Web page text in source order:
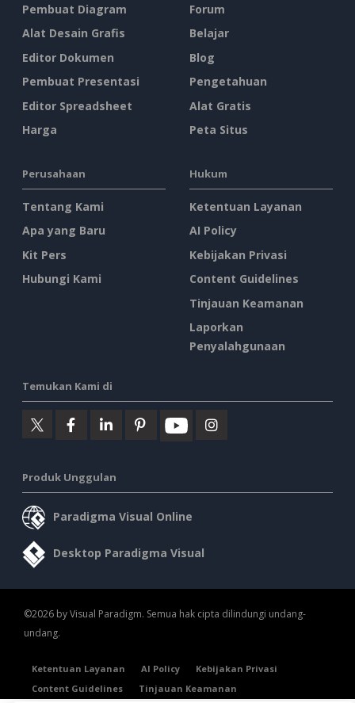
Pembuat Diagram
Alat Desain Grafis
Editor Dokumen
Pembuat Presentasi
Editor Spreadsheet
Harga
Forum
Belajar
Blog
Pengetahuan
Alat Gratis
Peta Situs
Perusahaan
Tentang Kami
Apa yang Baru
Kit Pers
Hubungi Kami
Hukum
Ketentuan Layanan
AI Policy
Kebijakan Privasi
Content Guidelines
Tinjauan Keamanan
Laporkan
Penyalahgunaan
Temukan Kami di
Produk Unggulan
Paradigma Visual Online
Desktop Paradigma Visual
©2026 by Visual Paradigm. Semua hak cipta dilindungi undang-
undang.
Ketentuan Layanan AI Policy
Kebijakan Privasi
Content Guidelines
Tinjauan Keamanan